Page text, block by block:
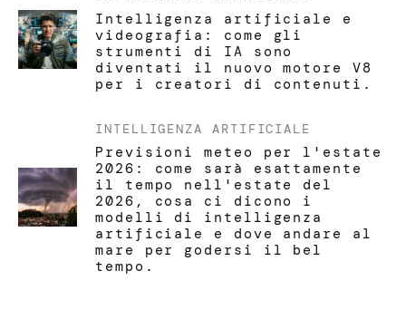
Intelligenza artificiale e
videografia: come gli
strumenti di IA sono
diventati il nuovo motore V8
per i creatori di contenuti.
INTELLIGENZA ARTIFICIALE
Previsioni meteo per l'estate
2026: come sarà esattamente
il tempo nell'estate del
2026, cosa ci dicono i
modelli di intelligenza
artificiale e dove andare al
mare per godersi il bel
tempo.